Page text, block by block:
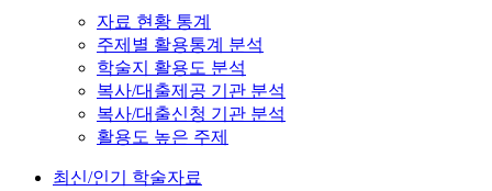
자료 현황 통계
주제별 활용통계 분석
학술지 활용도 분석
복사/대출제공 기관 분석
복사/대출신청 기관 분석
활용도 높은 주제
최신/인기 학술자료